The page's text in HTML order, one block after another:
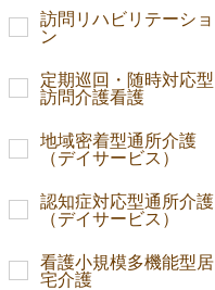
訪問リハビリテーショ
ン
定期巡回・随時対応型
訪問介護看護
地域密着型通所介護
（デイサービス）
認知症対応型通所介護
（デイサービス）
看護小規模多機能型居
宅介護